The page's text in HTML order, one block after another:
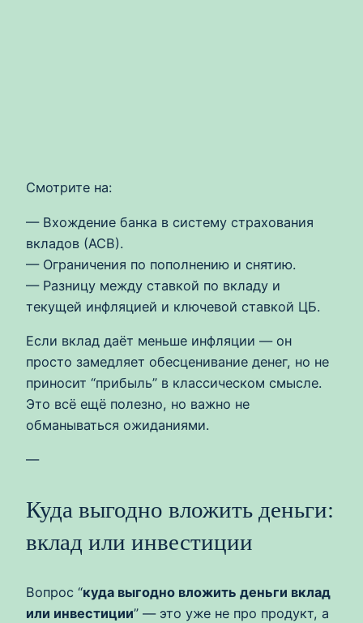
Смотрите на:
— Вхождение банка в систему страхования
вкладов (АСВ).
— Ограничения по пополнению и снятию.
— Разницу между ставкой по вкладу и
текущей инфляцией и ключевой ставкой ЦБ.
Если вклад даёт меньше инфляции — он
просто замедляет обесценивание денег, но не
приносит “прибыль” в классическом смысле.
Это всё ещё полезно, но важно не
обманываться ожиданиями.
—
Куда выгодно вложить деньги:
вклад или инвестиции
Вопрос “куда выгодно вложить деньги вклад
или инвестиции” — это уже не про продукт, а